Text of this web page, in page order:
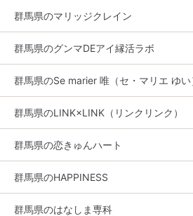
群馬県のマリッジクレイン
群馬県のグンマDEアイ縁活ラボ
群馬県のSe marier 唯（セ・マリエ ゆい
群馬県のLINK×LINK（リンクリンク）
群馬県の恋きゅんハート
群馬県のHAPPINESS
群馬県のはなしま専科